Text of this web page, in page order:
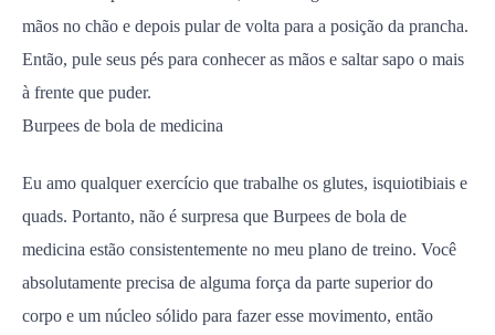
mãos no chão e depois pular de volta para a posição da prancha.
Então, pule seus pés para conhecer as mãos e saltar sapo o mais
à frente que puder.
Burpees de bola de medicina
Eu amo qualquer exercício que trabalhe os glutes, isquiotibiais e
quads. Portanto, não é surpresa que Burpees de bola de
medicina estão consistentemente no meu plano de treino. Você
absolutamente precisa de alguma força da parte superior do
corpo e um núcleo sólido para fazer esse movimento, então